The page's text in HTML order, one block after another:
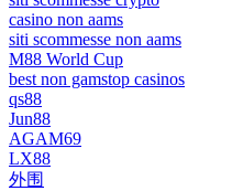
casino non aams
siti scommesse non aams
M88 World Cup
best non gamstop casinos
qs88
Jun88
AGAM69
LX88
外围